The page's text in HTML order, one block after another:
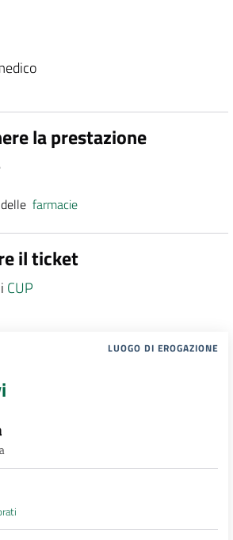
la prestazione
dellefarmacie
il ticket
CUP
LUOGO DI EROGAZIONE